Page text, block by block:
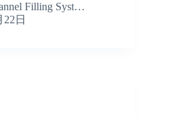
Filling Syst…
22日